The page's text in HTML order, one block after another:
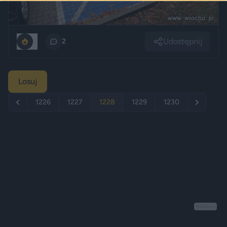
2 Udostępnij
Losuj
1226 1227 1228 1229 1230